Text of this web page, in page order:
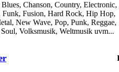
Chanson, Country, Electronic,
Funk, Fusion, Hard Rock, Hip Hop,
New Wave, Pop, Punk, Reggae,
Volksmusik, Weltmusik uvm...